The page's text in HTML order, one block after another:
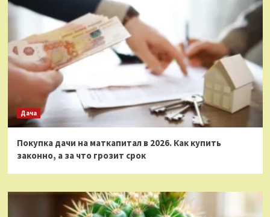
Дача
Покупка дачи на маткапитал в 2026. Как купить
законно, а за что грозит срок